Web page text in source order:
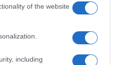
of the website
including
storia
in